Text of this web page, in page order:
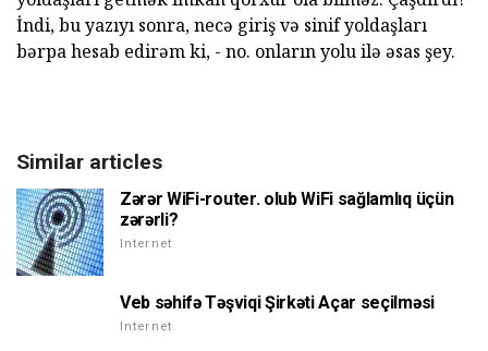
İndi, bu yazıyı sonra, necə giriş və sinif yoldaşları
bərpa hesab edirəm ki, - no. onların yolu ilə əsas şey.
Similar articles
Zərər WiFi-router. olub WiFi sağlamlıq üçün
zərərli?
Internet
Veb səhifə Təşviqi Şirkəti Açar seçilməsi
Internet